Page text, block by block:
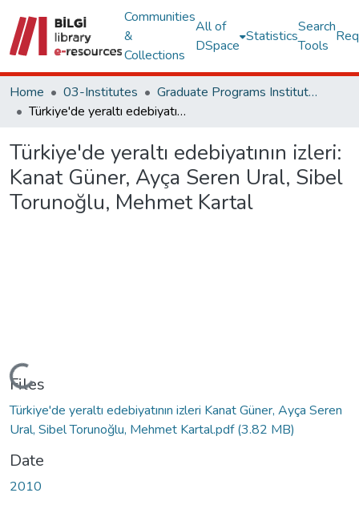
Communities
&
Collections
All of
DSpace
Statistics
Search
Tools
Home 03-Institutes
Graduate Programs Institute Thesis Collection
Türkiye'de yeraltı edebiyatının izleri: Kanat Güner, Ayça Seren Ural, Sibel Torunoğlu, Mehmet Kartal
Türkiye'de yeraltı edebiyatının izleri:
Kanat Güner, Ayça Seren Ural, Sibel
Torunoğlu, Mehmet Kartal
Loading...
Files
Türkiye'de yeraltı edebiyatının izleri Kanat Güner, Ayça Seren
Ural, Sibel Torunoğlu, Mehmet Kartal.pdf(3.82 MB)
Date
2010